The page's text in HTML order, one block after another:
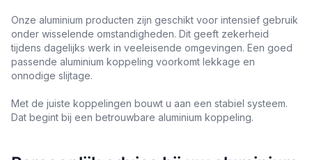
Onze aluminium producten zijn geschikt voor intensief gebruik
onder wisselende omstandigheden. Dit geeft zekerheid
tijdens dagelijks werk in veeleisende omgevingen. Een goed
passende aluminium koppeling voorkomt lekkage en
onnodige slijtage.
Met de juiste koppelingen bouwt u aan een stabiel systeem.
Dat begint bij een betrouwbare aluminium koppeling.